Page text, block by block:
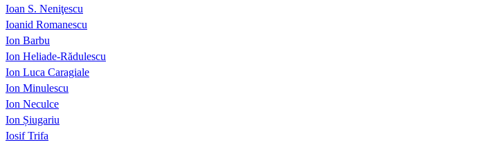
Ioan S. Neniţescu
Ioanid Romanescu
Ion Barbu
Ion Heliade-Rădulescu
Ion Luca Caragiale
Ion Minulescu
Ion Neculce
Ion Șiugariu
Iosif Trifa